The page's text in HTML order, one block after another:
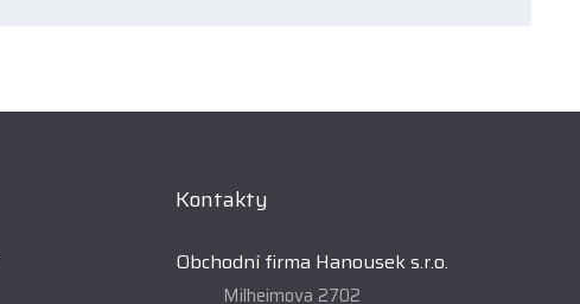
Kontakty
Obchodní firma Hanousek s.r.o.
Milheimova 2702